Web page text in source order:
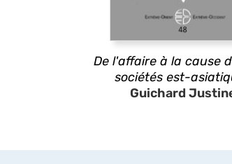
De l'affaire à la cause
sociétés est-
Guichard